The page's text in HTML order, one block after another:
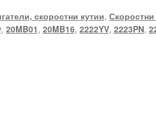
скоростни кутии, Скоростни
, 20MB01, 20MB16, 2222YV, 2223PN,